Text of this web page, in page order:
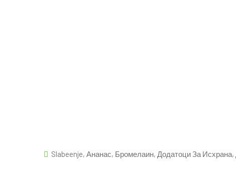
Slabeenje, Ананас, Бромелаин, Додатоци За Исхрана,